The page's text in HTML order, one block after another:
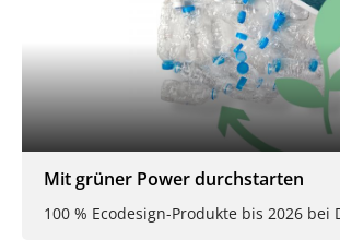
Mit grüner Power durchstarten
100 % Ecodesign-Produkte bis 2026 bei